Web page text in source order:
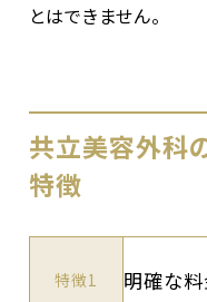
とはできません。
共立美容外科
特徴
特徴1 明確な